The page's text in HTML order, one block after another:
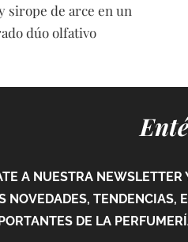
sirope de arce en un
dúo olfativo
A NUESTRA NEWSLETTER
NOVEDADES, TENDENCIAS,
DE LA